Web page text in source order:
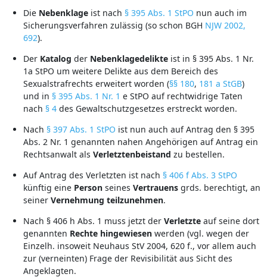
Die Nebenklageist nach § 395 Abs. 1 StPO nun auch im
Sicherungsverfahren zulässig (so schon BGH NJW 2002,
692).
Der Katalog der Nebenklagedelikteist in § 395 Abs. 1 Nr.
1a StPO um weitere Delikte aus dem Bereich des
Sexualstrafrechts erweitert worden (§§ 180, 181 a StGB)
und in § 395 Abs. 1 Nr. 1 e StPO auf rechtwidrige Taten
nach § 4des Gewaltschutzgesetzes erstreckt worden.
Nach § 397 Abs. 1 StPO ist nun auch auf Antrag den § 395
Abs. 2 Nr. 1 genannten nahen Angehörigen auf Antrag ein
Rechtsanwalt als Verletztenbeistand zu bestellen.
Auf Antrag des Verletzten ist nach § 406 f Abs. 3 StPO
künftig eine Personseines Vertrauensgrds. berechtigt, an
seiner Vernehmung teilzunehmen.
Nach § 406 h Abs. 1 muss jetzt der Verletzteauf seine dort
genannten Rechte hingewiesenwerden (vgl. wegen der
Einzelh. insoweit Neuhaus StV 2004, 620 f., vor allem auch
zur (verneinten) Frage der Revisibilität aus Sicht des
Angeklagten.